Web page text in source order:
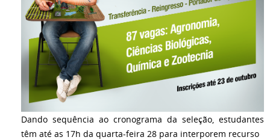
Dando sequência ao cronograma da seleção, estudantes
têm até as 17h da quarta-feira 28 para interporem recurso